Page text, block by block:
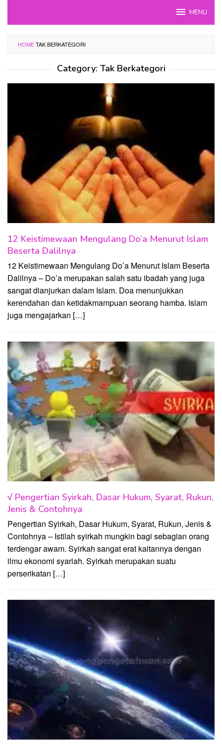
MENU
HOMETAK BERKATEGORI
Category: Tak Berkategori
12 Keistimewaan Mengulang Do’a Menurut Islam
Beserta Dalilnya
12 Keistimewaan Mengulang Do’a Menurut Islam Beserta
Dalilnya – Do’a merupakan salah satu ibadah yang juga
sangat dianjurkan dalam Islam. Doa menunjukkan
kerendahan dan ketidakmampuan seorang hamba. Islam
juga mengajarkan […]
√ Pengertian Syirkah, Dasar Hukum, Syarat, Rukun,
Jenis & Contohnya
Pengertian Syirkah, Dasar Hukum, Syarat, Rukun, Jenis &
Contohnya – Istilah syirkah mungkin bagi sebagian orang
terdengar awam. Syirkah sangat erat kaitannya dengan
ilmu ekonomi syariah. Syirkah merupakan suatu
perserikatan […]